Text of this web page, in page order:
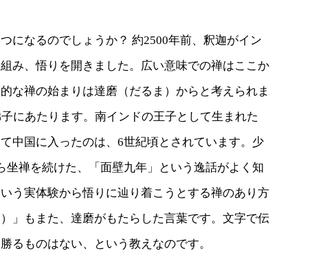
になるのでしょうか？ 約2500年前、釈迦がイン
み、悟りを開きました。広い意味での禅はここか
な禅の始まりは達磨（だるま）からと考えられま
にあたります。南インドの王子として生まれた
中国に入ったのは、6世紀頃とされています。少
禅を続けた、「面壁九年」という逸話がよく知
う実体験から悟りに辿り着こうとする禅のあり方
」もまた、達磨がもたらした言葉です。文字で伝
るものはない、という教えなのです。